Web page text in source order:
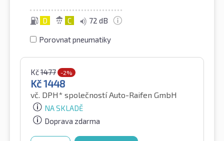
D C 72 dB
Porovnat pneumatiky
Kč1477 -2%
Kč1448
vč. DPH* společností Auto-Raifen GmbH
NA SKLADĚ
Doprava zdarma